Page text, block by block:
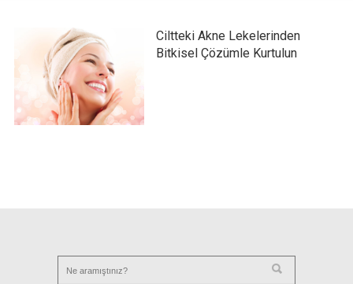
Ciltteki Akne Lekelerinden
Bitkisel Çözümle Kurtulun